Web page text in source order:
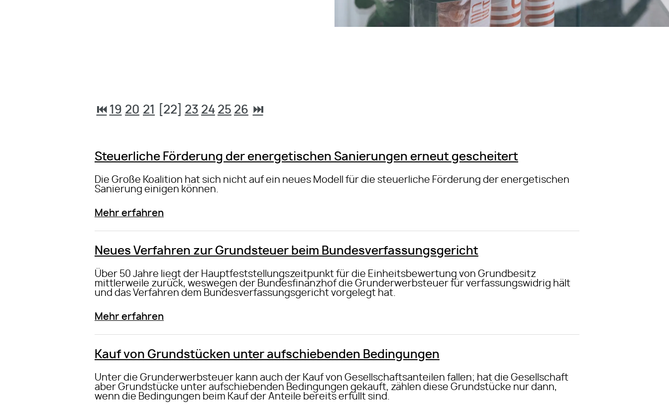
⏮ 19 20 21 [22] 23 24 25 26 ⏭
Steuerliche Förderung der energetischen Sanierungen erneut gescheitert
Die Große Koalition hat sich nicht auf ein neues Modell für die steuerliche Förderung der energetischen
Sanierung einigen können.
Mehr erfahren
Neues Verfahren zur Grundsteuer beim Bundesverfassungsgericht
Über 50 Jahre liegt der Hauptfeststellungszeitpunkt für die Einheitsbewertung von Grundbesitz
mittlerweile zurück, weswegen der Bundesfinanzhof die Grunderwerbsteuer für verfassungswidrig hält
und das Verfahren dem Bundesverfassungsgericht vorgelegt hat.
Mehr erfahren
Kauf von Grundstücken unter aufschiebenden Bedingungen
Unter die Grunderwerbsteuer kann auch der Kauf von Gesellschaftsanteilen fallen; hat die Gesellschaft
aber Grundstücke unter aufschiebenden Bedingungen gekauft, zählen diese Grundstücke nur dann,
wenn die Bedingungen beim Kauf der Anteile bereits erfüllt sind.